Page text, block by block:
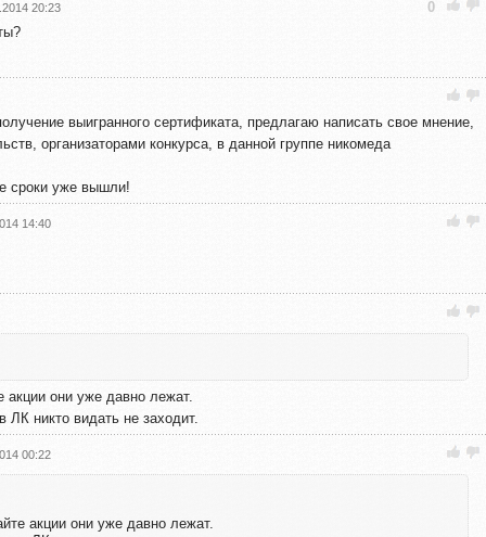
20:23
0
выигранного сертификата, предлагаю написать свое мнение,
организаторами конкурса, в данной группе никомеда
сроки уже вышли!
14:40
акции они уже давно лежат.
ЛК никто видать не заходит.
00:22
акции они уже давно лежат.